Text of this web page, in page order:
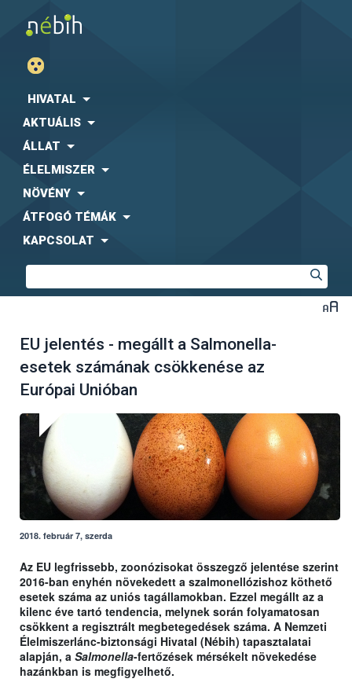
HIVATAL
AKTUÁLIS
ÁLLAT
ÉLELMISZER
NÖVÉNY
ÁTFOGÓ TÉMÁK
KAPCSOLAT
EU jelentés - megállt a Salmonella-
esetek számának csökkenése az
Európai Unióban
2018. február 7, szerda
Az EU legfrissebb, zoonózisokat összegző jelentése szerint
2016-ban enyhén növekedett a szalmonellózishoz köthető
esetek száma az uniós tagállamokban. Ezzel megállt az a
kilenc éve tartó tendencia, melynek során folyamatosan
csökkent a regisztrált megbetegedések száma. A Nemzeti
Élelmiszerlánc-biztonsági Hivatal (Nébih) tapasztalatai
alapján, a Salmonella-fertőzések mérsékelt növekedése
hazánkban is megfigyelhető.